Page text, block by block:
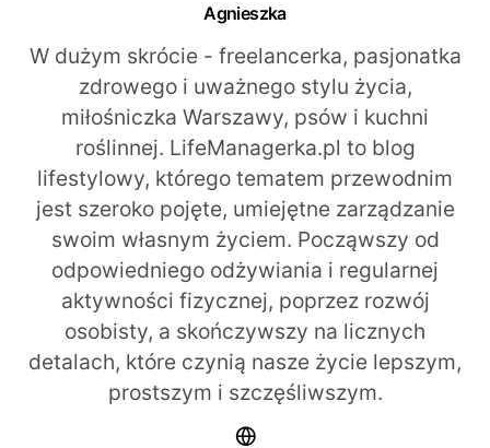
Agnieszka
W dużym skrócie - freelancerka, pasjonatka
zdrowego i uważnego stylu życia,
miłośniczka Warszawy, psów i kuchni
roślinnej. LifeManagerka.pl to blog
lifestylowy, którego tematem przewodnim
jest szeroko pojęte, umiejętne zarządzanie
swoim własnym życiem. Począwszy od
odpowiedniego odżywiania i regularnej
aktywności fizycznej, poprzez rozwój
osobisty, a skończywszy na licznych
detalach, które czynią nasze życie lepszym,
prostszym i szczęśliwszym.